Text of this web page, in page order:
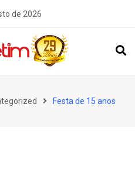
de 2026
Festa de 15 anos